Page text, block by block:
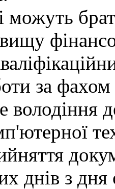
можуть
за
днів з